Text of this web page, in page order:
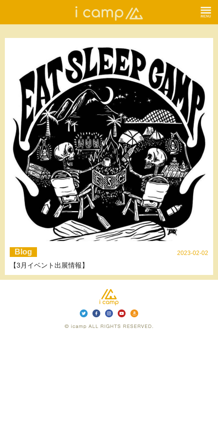
Blog 2023-02-02
【3月イベント出展情報】